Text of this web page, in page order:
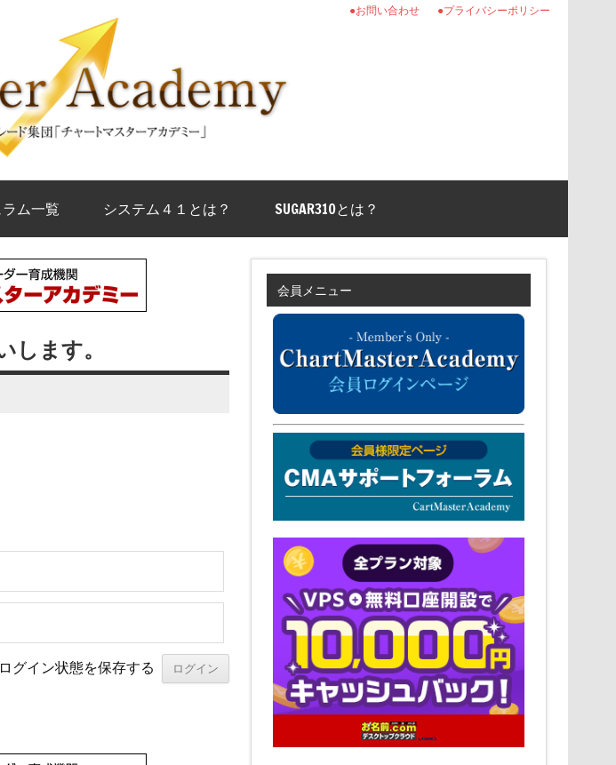
●プライバシーポリシー
●お問い合わせ
ム一覧 システム４１とは？ SUGAR310とは？
ます。
ログイン状態を保存する
会員メニュー